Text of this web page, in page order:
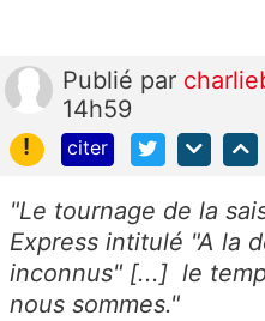
Publié par
14h59
!
citer
"Le tournage de la
Express intitulé "A la
inconnus" [...] le
nous sommes."